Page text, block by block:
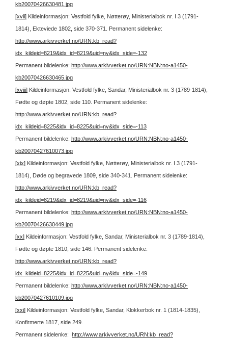
kb20070426630481.jpg
[xvii] Kildeinformasjon: Vestfold fylke, Nøtterøy, Ministerialbok nr. I 3 (1791-
1814), Ekteviede 1802, side 370-371. Permanent sidelenke:
http://www.arkivverket.no/URN:kb_read?
idx_kildeid=8219&idx_id=8219&uid=ny&idx_side=-132
Permanent bildelenke: http://www.arkivverket.no/URN:NBN:no-a1450-
kb20070426630465.jpg
[xviii] Kildeinformasjon: Vestfold fylke, Sandar, Ministerialbok nr. 3 (1789-1814),
Fødte og døpte 1802, side 110. Permanent sidelenke:
http://www.arkivverket.no/URN:kb_read?
idx_kildeid=8225&idx_id=8225&uid=ny&idx_side=-113
Permanent bildelenke: http://www.arkivverket.no/URN:NBN:no-a1450-
kb20070427610073.jpg
[xix] Kildeinformasjon: Vestfold fylke, Nøtterøy, Ministerialbok nr. I 3 (1791-
1814), Døde og begravede 1809, side 340-341. Permanent sidelenke:
http://www.arkivverket.no/URN:kb_read?
idx_kildeid=8219&idx_id=8219&uid=ny&idx_side=-116
Permanent bildelenke: http://www.arkivverket.no/URN:NBN:no-a1450-
kb20070426630449.jpg
[xx] Kildeinformasjon: Vestfold fylke, Sandar, Ministerialbok nr. 3 (1789-1814),
Fødte og døpte 1810, side 146. Permanent sidelenke:
http://www.arkivverket.no/URN:kb_read?
idx_kildeid=8225&idx_id=8225&uid=ny&idx_side=-149
Permanent bildelenke: http://www.arkivverket.no/URN:NBN:no-a1450-
kb20070427610109.jpg
[xxi] Kildeinformasjon: Vestfold fylke, Sandar, Klokkerbok nr. 1 (1814-1835),
Konfirmerte 1817, side 249.
Permanent sidelenke: http://www.arkivverket.no/URN:kb_read?